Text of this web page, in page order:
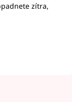
zítra,